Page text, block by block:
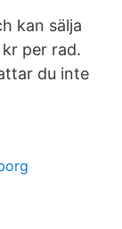
kan sälja
per rad.
du inte